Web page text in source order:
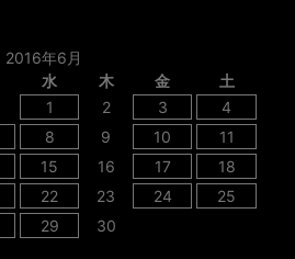
2016年6月
水 木 金
土
1
2 3
4
8 9 10
11
15 16 17
18
22 23 24
25
29 30